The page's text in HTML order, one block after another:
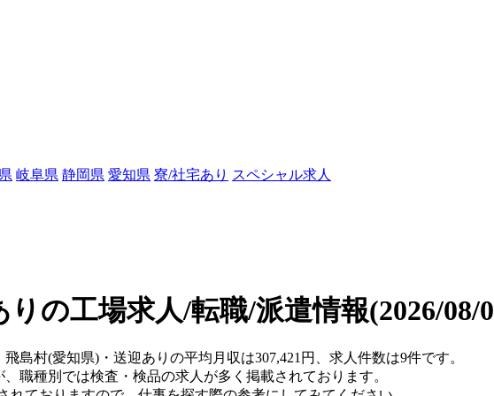
岐阜県 静岡県 愛知県 寮/社宅あり スペシャル求人
の工場求人/転職/派遣情報(2026/08/
島村(愛知県)・送迎ありの平均月収は307,421円、求人件数は9件です。
職種別では検査・検品の求人が多く掲載されております。